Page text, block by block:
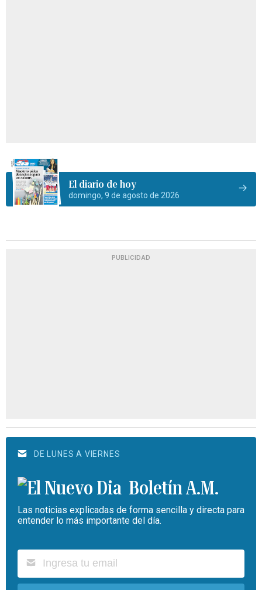
El diario de hoy
domingo, 9 de agosto de 2026
PUBLICIDAD
DE LUNES A VIERNES
Boletín A.M.
Las noticias explicadas de forma sencilla y directa para
entender lo más importante del día.